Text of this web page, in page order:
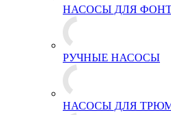
НАСОСЫ ДЛЯ
РУЧНЫЕ НАСОСЫ
НАСОСЫ ДЛЯ